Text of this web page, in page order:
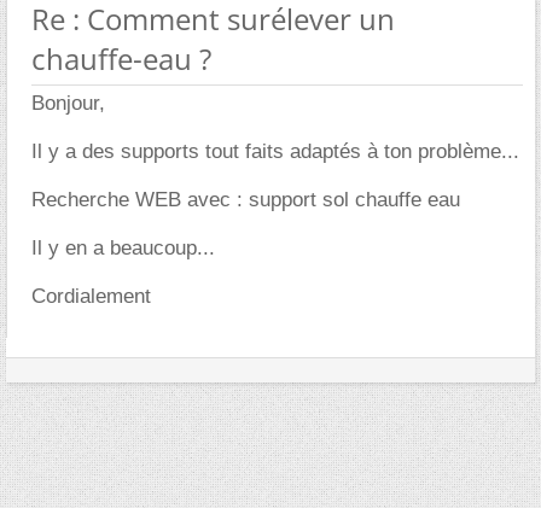
Re : Comment surélever un
chauffe-eau ?
Bonjour,
Il y a des supports tout faits adaptés à ton problème...
Recherche WEB avec : support sol chauffe eau
Il y en a beaucoup...
Cordialement